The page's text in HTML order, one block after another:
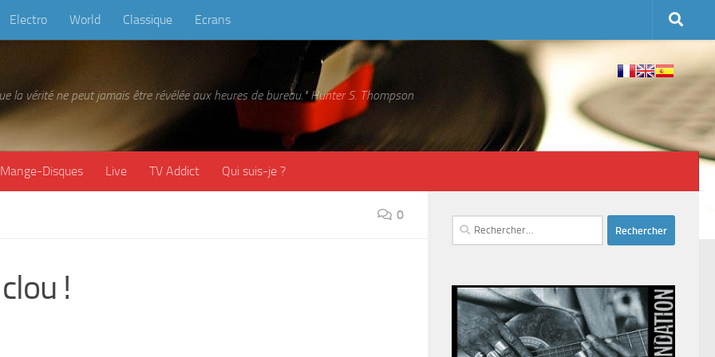
Electro World Classique Ecrans
la vérité ne peut jamais être révélée aux heures de bureau." Hunter S. Thompson
Mange-Disques Live TV Addict Qui suis-je ?
0
!
Rechercher :